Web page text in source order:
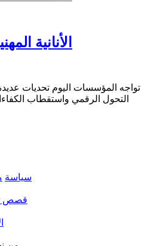
الأنانية
تواجه المؤسسات اليوم تحديات
التحول الرقمي واستقطاب
سياسة
قصص